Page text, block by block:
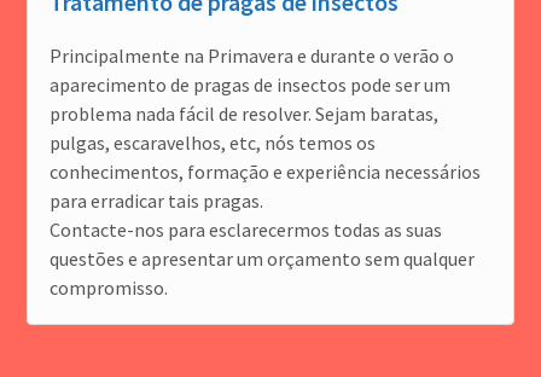
Principalmente na Primavera e durante o verão o
aparecimento de pragas de insectos pode ser um
problema nada fácil de resolver. Sejam baratas,
pulgas, escaravelhos, etc, nós temos os
conhecimentos, formação e experiência necessários
para erradicar tais pragas.
Contacte-nos para esclarecermos todas as suas
questões e apresentar um orçamento sem qualquer
compromisso.